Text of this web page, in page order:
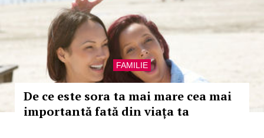
FAMILIE
De ce este sora ta mai mare cea mai
importantă fată din viața ta